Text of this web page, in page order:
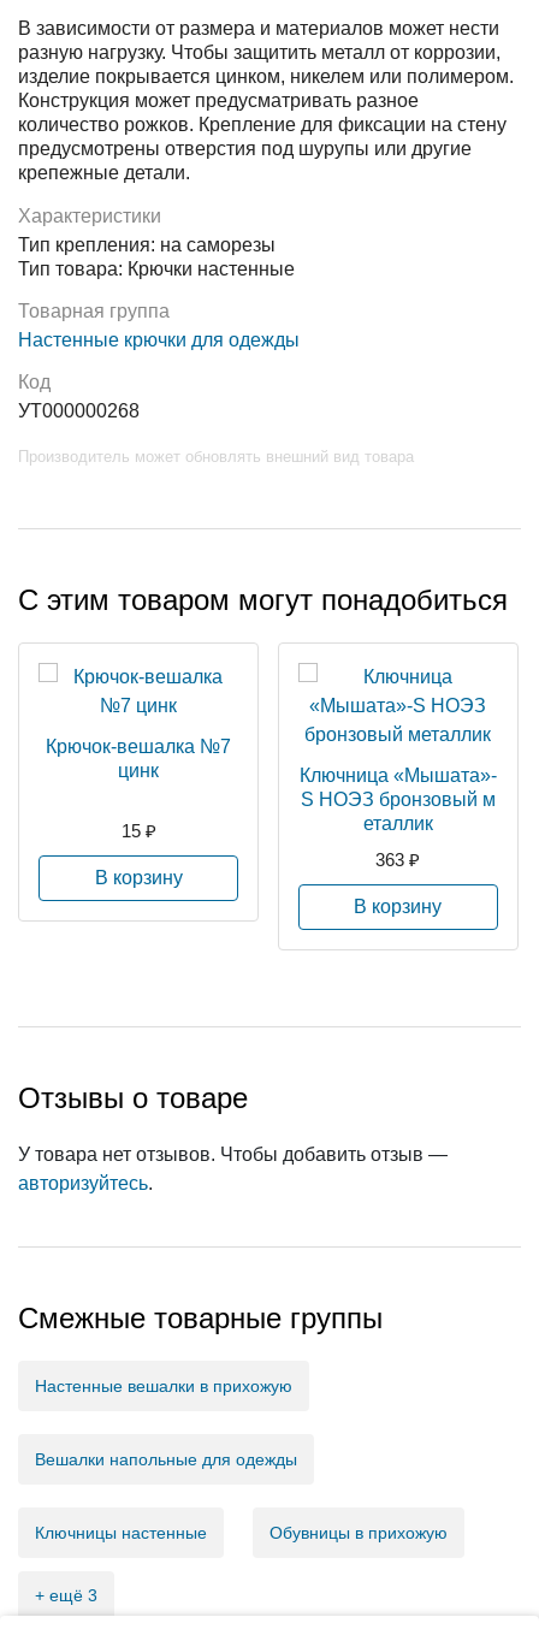
В зависимости от размера и материалов может нести
разную нагрузку. Чтобы защитить металл от коррозии,
изделие покрывается цинком, никелем или полимером.
Конструкция может предусматривать разное
количество рожков. Крепление для фиксации на стену
предусмотрены отверстия под шурупы или другие
крепежные детали.
Характеристики
Тип крепления: на саморезы
Тип товара: Крючки настенные
Товарная группа
Настенные крючки для одежды
Код
УТ000000268
Производитель может обновлять внешний вид товара
С этим товаром могут понадобиться
Крючок-вешалка №7
цинк
15 ₽
В корзину
Ключница «Мышата»-
S НОЭЗ бронзовый м
еталлик
363 ₽
В корзину
Отзывы о товаре
У товара нет отзывов. Чтобы добавить отзыв —
авторизуйтесь.
Смежные товарные группы
Настенные вешалки в прихожую
Вешалки напольные для одежды
Ключницы настенные Обувницы в прихожую
+ ещё 3